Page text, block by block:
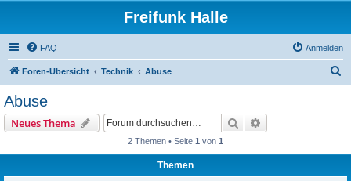
Freifunk Halle
FAQ Anmelden
Foren-Übersicht Technik Abuse
Abuse
Neues Thema Suche
2 Themen • Seite 1 von 1
Themen